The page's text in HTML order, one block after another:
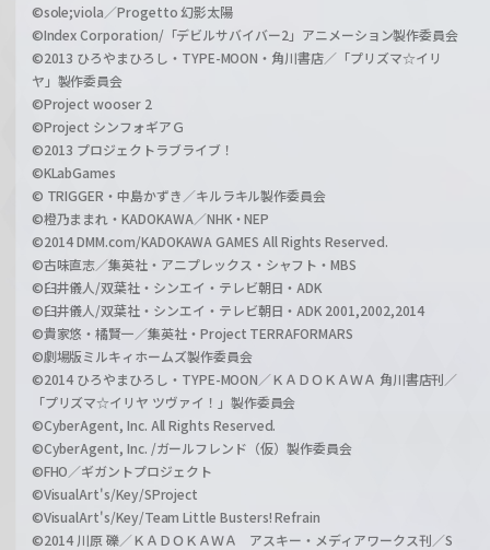
©sole;viola／Progetto 幻影太陽
©Index Corporation/「デビルサバイバー2」アニメーション製作委員会
©2013 ひろやまひろし・TYPE-MOON・角川書店／「プリズマ☆イリ
ヤ」製作委員会
©Project wooser 2
©Project シンフォギアＧ
©2013 プロジェクトラブライブ！
©KLabGames
© TRIGGER・中島かずき／キルラキル製作委員会
©橙乃ままれ・KADOKAWA／NHK・NEP
©2014 DMM.com/KADOKAWA GAMES All Rights Reserved.
©古味直志／集英社・アニプレックス・シャフト・MBS
©臼井儀人/双葉社・シンエイ・テレビ朝日・ADK
©臼井儀人/双葉社・シンエイ・テレビ朝日・ADK 2001,2002,2014
©貴家悠・橘賢一／集英社・Project TERRAFORMARS
©劇場版ミルキィホームズ製作委員会
©2014 ひろやまひろし・TYPE-MOON／ＫＡＤＯＫＡＷＡ 角川書店刊／
「プリズマ☆イリヤ ツヴァイ！」製作委員会
©CyberAgent, Inc. All Rights Reserved.
©CyberAgent, Inc. /ガールフレンド（仮）製作委員会
©FHO／ギガントプロジェクト
©VisualArt's/Key/SProject
©VisualArt's/Key/Team Little Busters! Refrain
©2014 川原 礫／ＫＡＤＯＫＡＷＡ アスキー・メディアワークス刊／S